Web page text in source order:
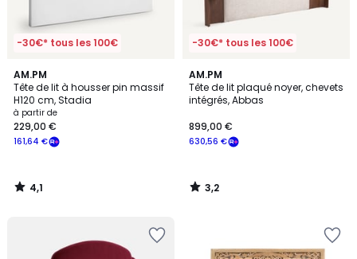
-30€* tous les 100€
AM.PM
Tête de lit à housser pin massif
H120 cm, Stadia
à partir de
161,64 €
229,00 €
4,1
/ 5
4,1
/
-30€* tous les 100€
AM.PM
Tête de lit plaqué noyer, chevets
intégrés, Abbas
630,56 €
899,00 €
3,2
/ 5
3,2
/